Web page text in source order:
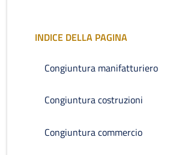
INDICE DELLA PAGINA
Congiuntura manifatturiero
Congiuntura costruzioni
Congiuntura commercio